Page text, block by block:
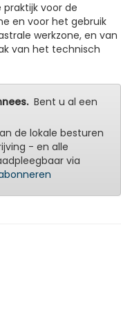
voor de
en voor het gebruik
werkzone, en van
van het technisch
Bent u al een
de lokale besturen
- en alle
via